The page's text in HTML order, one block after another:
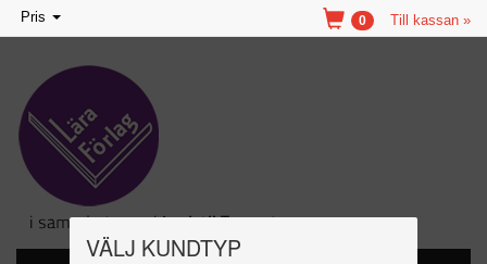
VÄLJ KUNDTYP
Toggle
navigation
Pris Till kassan »
0